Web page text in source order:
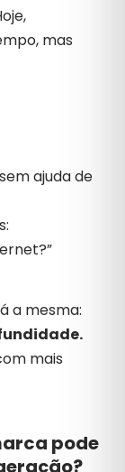
mas
semajudade
a mesma:
mais
pode